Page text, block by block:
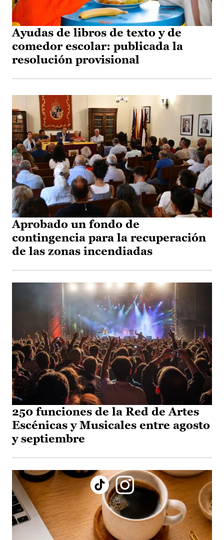
Ayudas de libros de texto y de
comedor escolar: publicada la
resolución provisional
Aprobado un fondo de
contingencia para la recuperación
de las zonas incendiadas
250 funciones de la Red de Artes
Escénicas y Musicales entre agosto
y septiembre